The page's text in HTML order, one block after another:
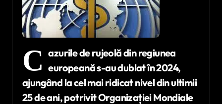
C azurile de rujeolă din regiunea
europeană s-au dublat în 2024,
ajungând la cel mai ridicat nivel din ultimii
25 de ani, potrivit Organizației Mondiale